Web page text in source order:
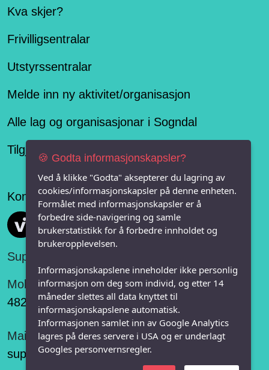
Kva skjer?
Frivilligsentralar
Utstyrssentralar
Melde inn ny aktivitet/organisasjon
Alle lag og organisasjonar i Sogndal
Tilgjengelegheitserklæring
Konseptet er levert av
Vi FRITID
Support:
Mobil:
482 75 848
Mail:
support@vifritid.no
🍪 Godta informasjonskapsler?
Ved å klikke "Godta" aksepterer du lagring av
cookies/informasjonskapsler på denne enheten.
Formålet med informasjonskapsler er å
forbedre side-navigering og samle
brukerstatistikk for å forbedre innholdet og
brukeropplevelsen.
Informasjonskapslene inneholder ikke personlig
informasjon om deg som individ, og etter 14
måneder slettes all data knyttet til
informasjonskapslene automatisk.
Informasjonen samlet inn av Google Analytics
lagres på deres servere i USA og er underlagt
Googles personvernsregler.